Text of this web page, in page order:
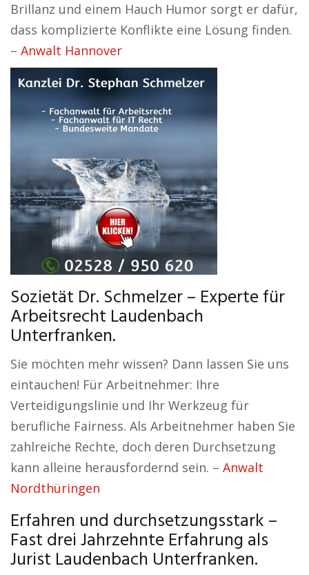
Brillanz und einem Hauch Humor sorgt er dafür,
dass komplizierte Konflikte eine Lösung finden.
– Anwalt Hannover
Sozietät Dr. Schmelzer – Experte für
Arbeitsrecht Laudenbach
Unterfranken.
Sie möchten mehr wissen? Dann lassen Sie uns
eintauchen! Für Arbeitnehmer: Ihre
Verteidigungslinie und Ihr Werkzeug für
berufliche Fairness. Als Arbeitnehmer haben Sie
zahlreiche Rechte, doch deren Durchsetzung
kann alleine herausfordernd sein. – Anwalt
Nordthüringen
Erfahren und durchsetzungsstark –
Fast drei Jahrzehnte Erfahrung als
Jurist Laudenbach Unterfranken.